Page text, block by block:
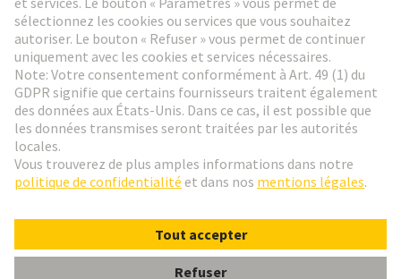
Social Media
Belgique Français
© HARTING Technology Group